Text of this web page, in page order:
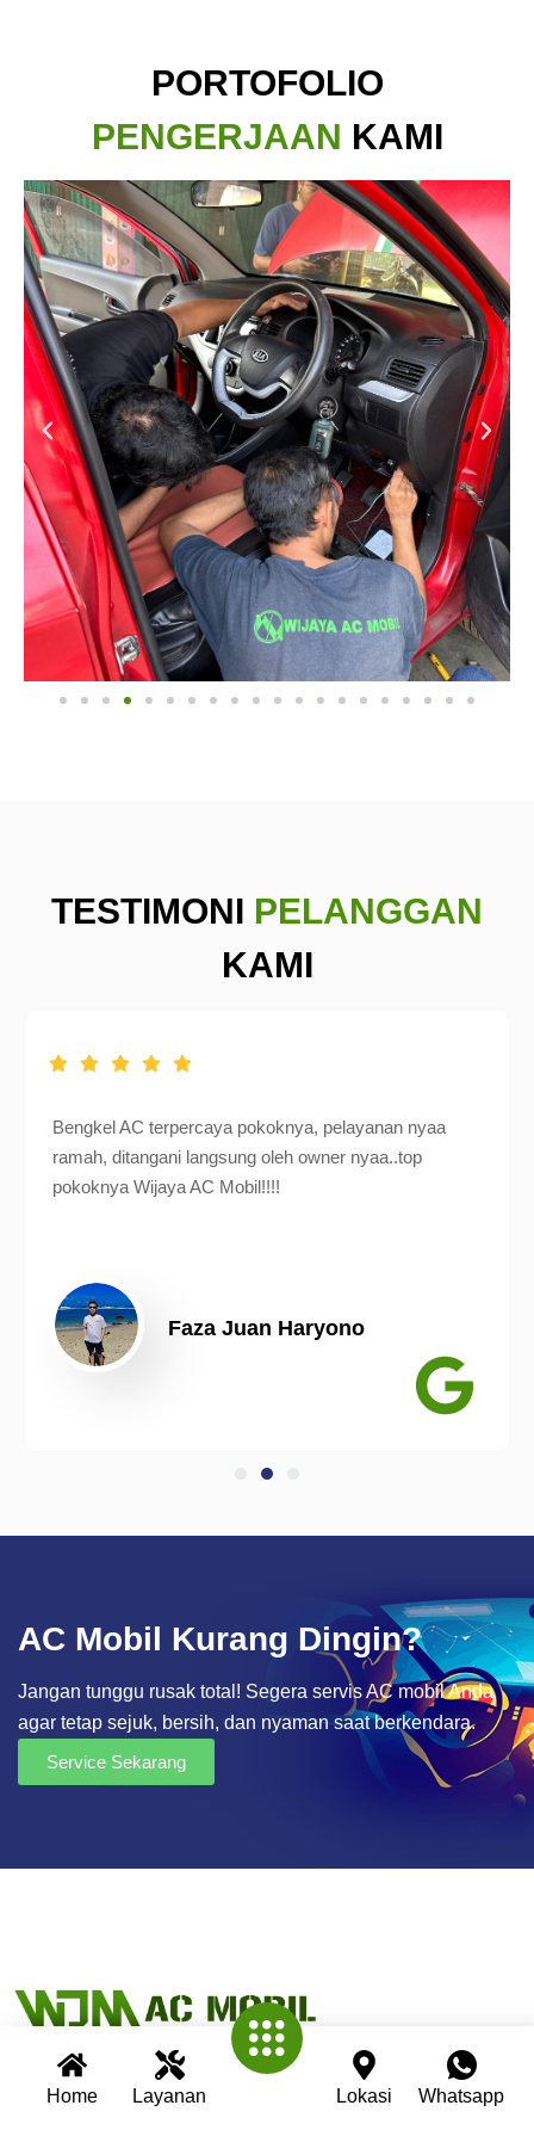
Home Layanan Lokasi Whatsapp
PORTOFOLIO
PENGERJAAN KAMI
TESTIMONI PELANGGAN
KAMI
Bengkel AC terpercaya pokoknya, pelayanan nyaa
ramah, ditangani langsung oleh owner nyaa..top
pokoknya Wijaya AC Mobil!!!!
Faza Juan Haryono
AC Mobil Kurang Dingin?
Jangan tunggu rusak total! Segera servis AC mobil Anda
agar tetap sejuk, bersih, dan nyaman saat berkendara.
Service Sekarang
Wijaya AC Mobil adalah bengkel spesialis AC mobil yang